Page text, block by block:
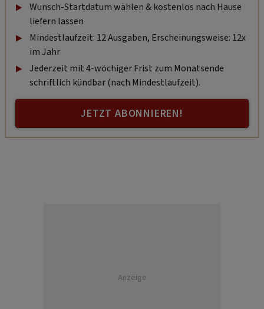
Wunsch-Startdatum wählen & kostenlos nach Hause
liefern lassen
Mindestlaufzeit: 12 Ausgaben, Erscheinungsweise: 12x
im Jahr
Jederzeit mit 4-wöchiger Frist zum Monatsende
schriftlich kündbar (nach Mindestlaufzeit).
JETZT ABONNIEREN!
Anzeige